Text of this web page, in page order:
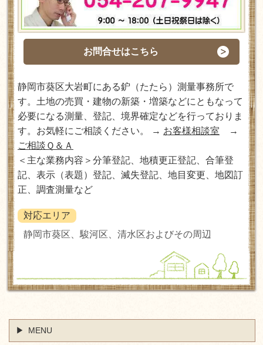
お問合せはこちら
静岡市葵区大岩町にある鈩（たたら）測量事務所で
す。土地の売買・建物の新築・増築などにともなって
必要になる測量、登記、境界確定などを行っておりま
す。お気軽にご相談ください。 → お客様相談室 →
ご相談Ｑ＆Ａ
＜主な業務内容＞分筆登記、地積更正登記、合筆登
記、表示（表題）登記、滅失登記、地目変更、地図訂
正、調査測量など
対応エリア
静岡市葵区、駿河区、清水区およびその周辺
MENU